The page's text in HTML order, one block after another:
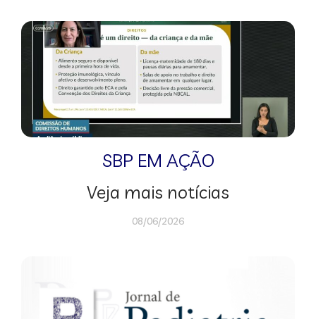
SBP EM AÇÃO
Veja mais notícias
08/06/2026